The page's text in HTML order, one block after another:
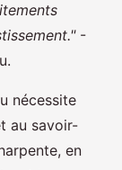
-
nécessite
au savoir-
en